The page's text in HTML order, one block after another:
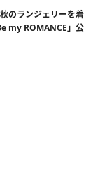
のランジェリーを着
my ROMANCE」公